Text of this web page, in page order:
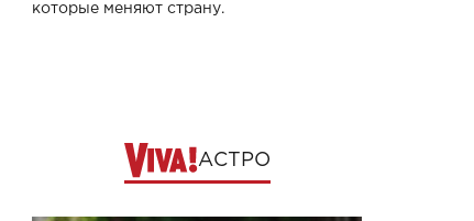
которые меняют страну.
АСТРО